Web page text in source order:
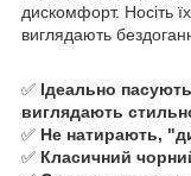
дискомфорт. Носіть
виглядають
✅ Ідеально
виглядають
✅ Не натирають,
✅ Класичний